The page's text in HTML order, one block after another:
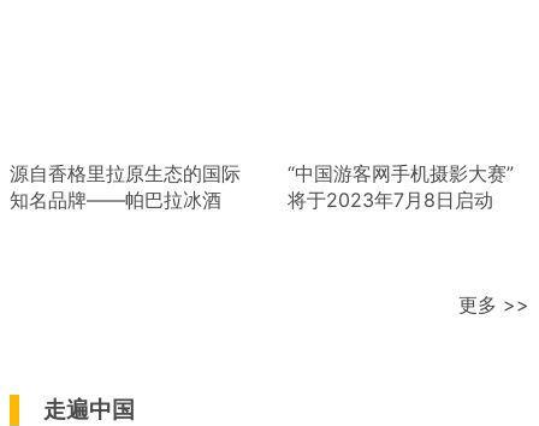
源自香格里拉原生态的国际
知名品牌——帕巴拉冰酒
“中国游客网手机摄影大赛”
将于2023年7月8日启动
更多 >>
走遍中国